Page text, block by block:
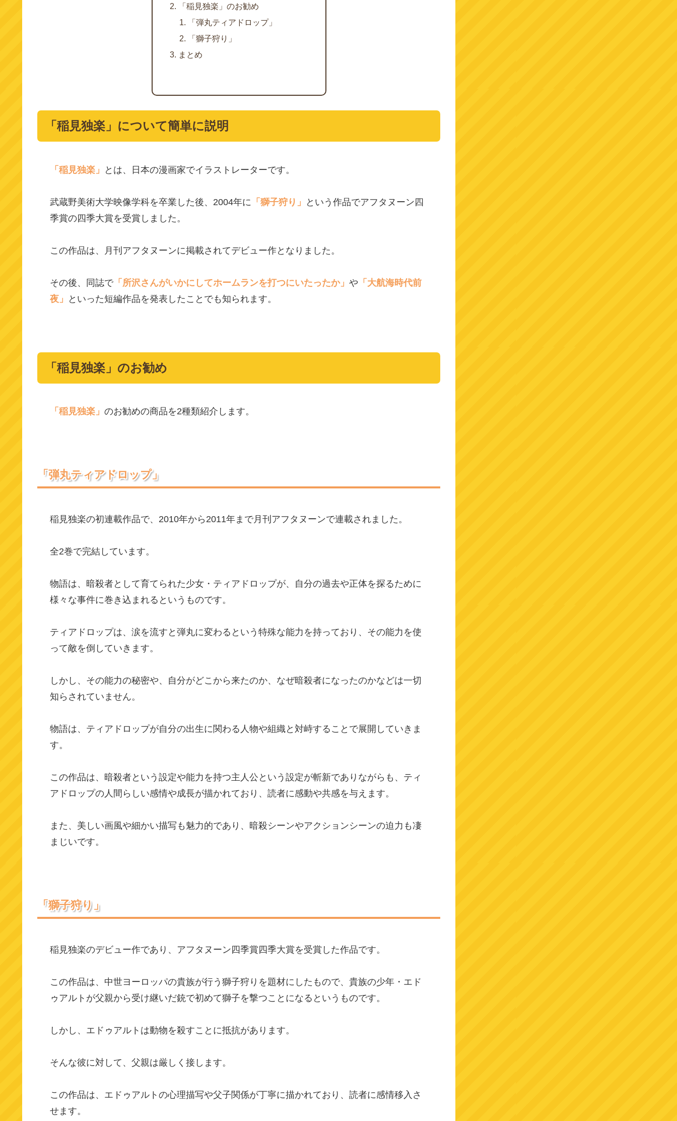
「稲見独楽」のお勧め
「弾丸ティアドロップ」
「獅子狩り」
まとめ
「稲見独楽」について簡単に説明
「稲見独楽」 とは、日本の漫画家でイラストレーターです。
武蔵野美術大学映像学科を卒業した後、2004年に 「獅子狩り」
という作品でアフタヌーン四
季賞の四季大賞を受賞しました。
この作品は、月刊アフタヌーンに掲載されてデビュー作となりました。
その後、同誌で「所沢さんがいかにしてホームランを打つにいたったか」や 「大航海時代前
夜」
といった短編作品を発表したことでも知られます。
「稲見独楽」のお勧め
「稲見独楽」のお勧めの商品を2種類紹介します。
「弾丸ティアドロップ」
稲見独楽の初連載作品で、2010年から2011年まで月刊アフタヌーンで連載されました。
全2巻で完結しています。
物語は、暗殺者として育てられた少女・ティアドロップが、自分の過去や正体を探るために
様々な事件に巻き込まれるというものです。
ティアドロップは、涙を流すと弾丸に変わるという特殊な能力を持っており、その能力を使
って敵を倒していきます。
しかし、その能力の秘密や、自分がどこから来たのか、なぜ暗殺者になったのかなどは一切
知らされていません。
物語は、ティアドロップが自分の出生に関わる人物や組織と対峙することで展開していきま
す。
この作品は、暗殺者という設定や能力を持つ主人公という設定が斬新でありながらも、ティ
アドロップの人間らしい感情や成長が描かれており、読者に感動や共感を与えます。
また、美しい画風や細かい描写も魅力的であり、暗殺シーンやアクションシーンの迫力も凄
まじいです。
「獅子狩り」
稲見独楽のデビュー作であり、アフタヌーン四季賞四季大賞を受賞した作品です。
この作品は、中世ヨーロッパの貴族が行う獅子狩りを題材にしたもので、貴族の少年・エド
ゥアルトが父親から受け継いだ銃で初めて獅子を撃つことになるというものです。
しかし、エドゥアルトは動物を殺すことに抵抗があります。
そんな彼に対して、父親は厳しく接します。
この作品は、エドゥアルトの心理描写や父子関係が丁寧に描かれており、読者に感情移入さ
せます。